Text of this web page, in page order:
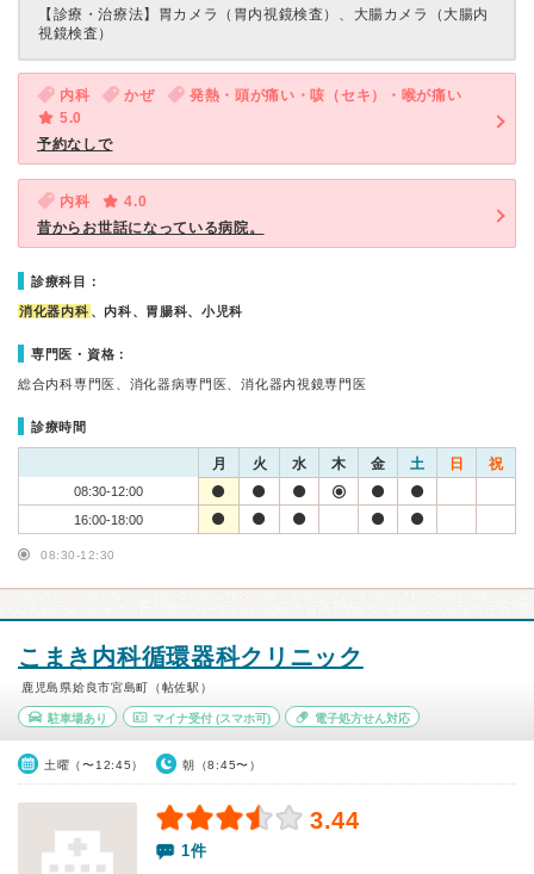
【診療・治療法】 胃カメラ（胃内視鏡検査）、大腸カメラ（大腸内
視鏡検査）
内科 かぜ
発熱・頭が痛い・咳（セキ）・喉が痛い
5.0
予約なしで
内科
4.0
昔からお世話になっている病院。
診療科目：
消化器内科 、内科、胃腸科、小児科
専門医・資格：
総合内科専門医、消化器病専門医、消化器内視鏡専門医
診療時間
月 火 水 木 金 土 日 祝
08:30-12:00
16:00-18:00
08:30-12:30
こまき内科循環器科クリニック
鹿児島県姶良市宮島町（帖佐駅）
駐車場あり マイナ受付(スマホ可) 電子処方せん対応
土曜（〜12:45） 朝（8:45〜）
3.44
1件